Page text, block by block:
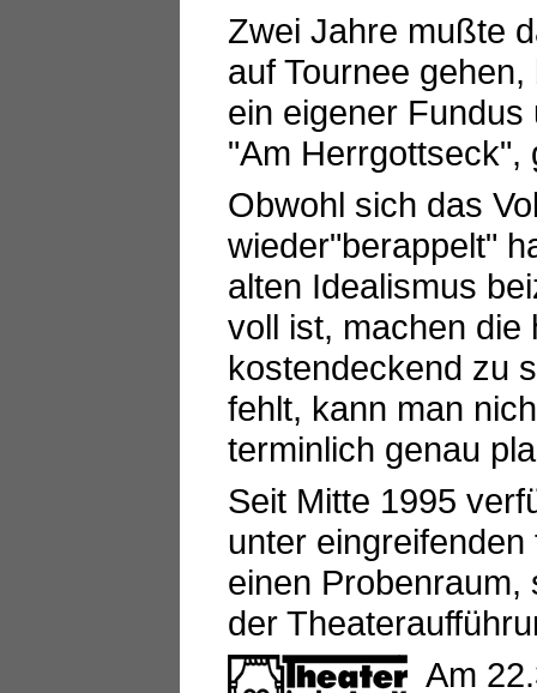
Zwei Jahre mußte
auf Tournee
ein eigener
"Am Herrgottseck",
Obwohl sich das
wieder"berappelt"
alten Idealismus
voll ist, machen die
kostendeckend zu
fehlt, kann man
terminlich genau
Seit Mitte 1995
unter
einen Probenraum,
der
Am